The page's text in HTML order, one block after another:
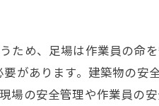
め、足場は作業員の命
があります。建築物の安
の安全管理や作業員の